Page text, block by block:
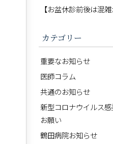
【お盆休診前後は混
カテゴリー
重要なお知らせ
医師コラム
共通のお知らせ
新型コロナウイルス
お願い
鶴田病院お知らせ